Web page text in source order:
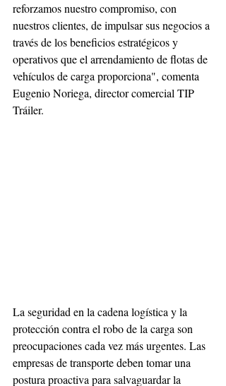
reforzamos nuestro compromiso, con
nuestros clientes, de impulsar sus negocios a
través de los beneficios estratégicos y
operativos que el arrendamiento de flotas de
vehículos de carga proporciona", comenta
Eugenio Noriega, director comercial TIP
Tráiler.
La seguridad en la cadena logística y la
protección contra el robo de la carga son
preocupaciones cada vez más urgentes. Las
empresas de transporte deben tomar una
postura proactiva para salvaguardar la